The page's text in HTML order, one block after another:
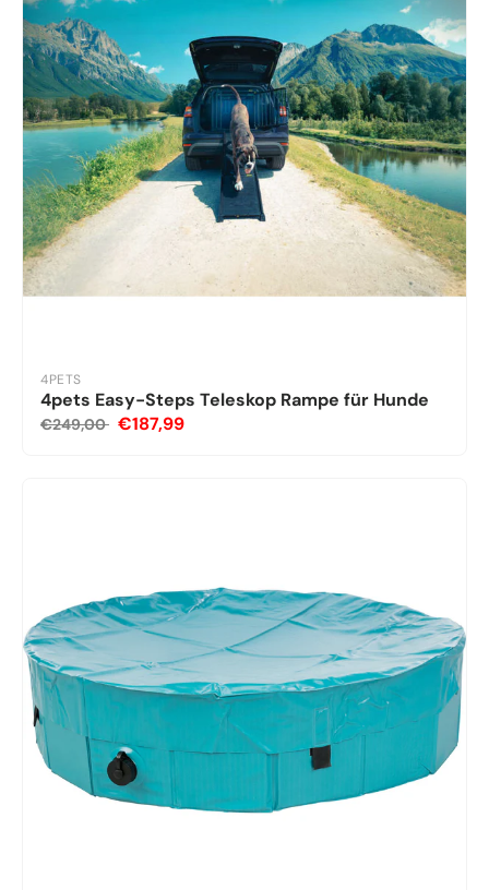
4PETS
4pets Easy-Steps Teleskop Rampe für Hunde
€249,00 €187,99